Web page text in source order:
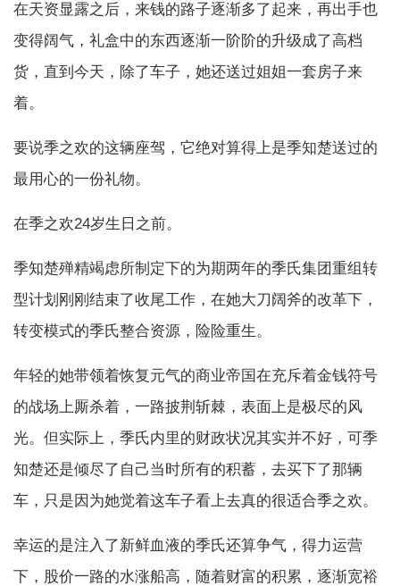
在天资显露之后，来钱的路子逐渐多了起来，再出手也
变得阔气，礼盒中的东西逐渐一阶阶的升级成了高档
货，直到今天，除了车子，她还送过姐姐一套房子来
着。
要说季之欢的这辆座驾，它绝对算得上是季知楚送过的
最用心的一份礼物。
在季之欢24岁生日之前。
季知楚殚精竭虑所制定下的为期两年的季氏集团重组转
型计划刚刚结束了收尾工作，在她大刀阔斧的改革下，
转变模式的季氏整合资源，险险重生。
年轻的她带领着恢复元气的商业帝国在充斥着金钱符号
的战场上厮杀着，一路披荆斩棘，表面上是极尽的风
光。但实际上，季氏内里的财政状况其实并不好，可季
知楚还是倾尽了自己当时所有的积蓄，去买下了那辆
车，只是因为她觉着这车子看上去真的很适合季之欢。
幸运的是注入了新鲜血液的季氏还算争气，得力运营
下，股价一路的水涨船高，随着财富的积累，逐渐宽裕